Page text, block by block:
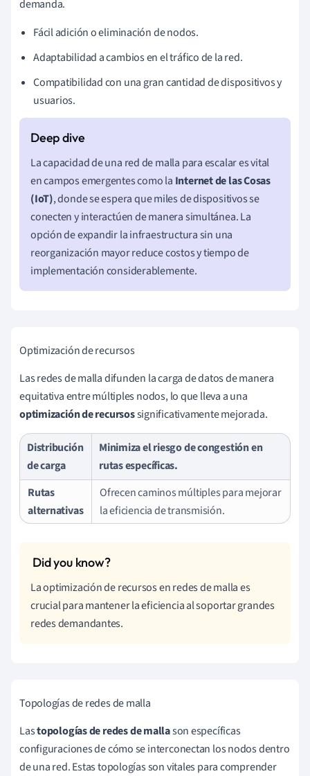
demanda.
Fácil adición o eliminación de nodos.
Adaptabilidad a cambios en el tráfico de la red.
Compatibilidad con una gran cantidad de dispositivos y
usuarios.
La capacidad de una red de malla para escalar es vital
en campos emergentes como la Internet de las Cosas
(IoT), donde se espera que miles de dispositivos se
conecten y interactúen de manera simultánea. La
opción de expandir la infraestructura sin una
reorganización mayor reduce costos y tiempo de
implementación considerablemente.
Optimización de recursos
Las redes de malla difunden la carga de datos de manera
equitativa entre múltiples nodos, lo que lleva a una
optimización de recursossignificativamente mejorada.
Distribución
de carga
Minimiza el riesgo de congestión en
rutas específicas.
Rutas
alternativas
Ofrecen caminos múltiples para mejorar
la eficiencia de transmisión.
La optimización de recursos en redes de malla es
crucial para mantener la eficiencia al soportar grandes
redes demandantes.
Topologías de redes de malla
Lastopologías de redes de mallason específicas
configuraciones de cómo se interconectan los nodos dentro
de una red. Estas topologías son vitales para comprender